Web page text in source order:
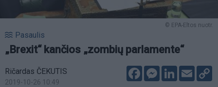
© EPA-Eltos nuotr.
Pasaulis
„Brexit“ kančios „zombių parlamente“
Ričardas ČEKUTIS
2019-10-26 10:49
FacebookMessenger
LinkedIn
Email